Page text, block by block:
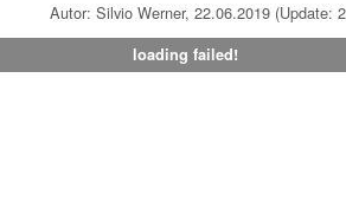
Autor: Silvio Werner, 22.06.2019 (Update:
loading failed!